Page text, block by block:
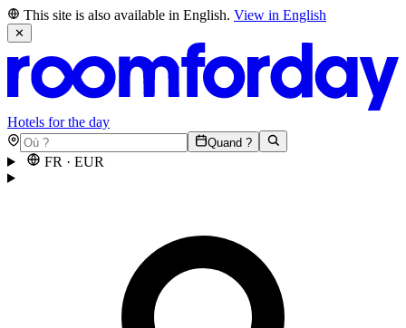
This site is also available in English. View in English
✕
Hotels for the day
Quand ?
FR · EUR